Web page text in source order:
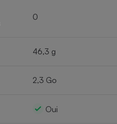
0
46,3 g
2,3 Go
Oui